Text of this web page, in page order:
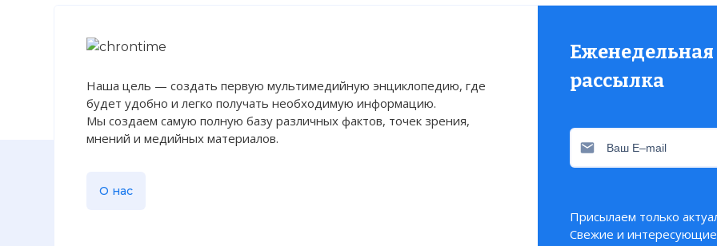
Наша цель — создать первую мультимедийную энциклопедию, где
будет удобно и легко получать необходимую информацию.
Мы создаем самую полную базу различных фактов, точек зрения,
мнений и медийных материалов.
О нас
Еженедельная
рассылка
Присылаем только
Свежие и интересующие